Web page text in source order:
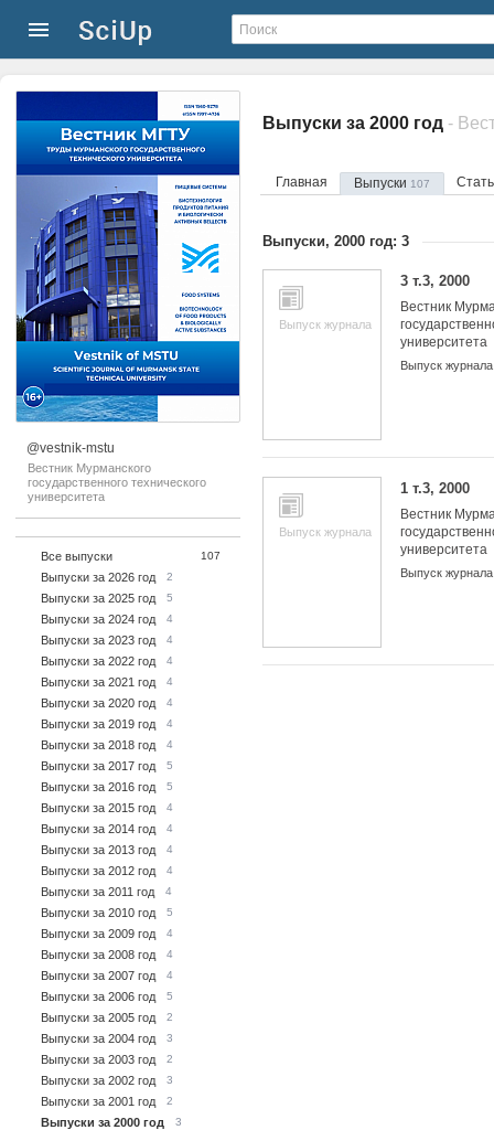
@vestnik-mstu
Вестник Мурманского
государственного технического
университета
Все выпуски 107
Выпуски за 2026 год 2
Выпуски за 2025 год 5
Выпуски за 2024 год 4
Выпуски за 2023 год 4
Выпуски за 2022 год 4
Выпуски за 2021 год 4
Выпуски за 2020 год 4
Выпуски за 2019 год 4
Выпуски за 2018 год 4
Выпуски за 2017 год 5
Выпуски за 2016 год 5
Выпуски за 2015 год 4
Выпуски за 2014 год 4
Выпуски за 2013 год 4
Выпуски за 2012 год 4
Выпуски за 2011 год 4
Выпуски за 2010 год 5
Выпуски за 2009 год 4
Выпуски за 2008 год 4
Выпуски за 2007 год 4
Выпуски за 2006 год 5
Выпуски за 2005 год 2
Выпуски за 2004 год 3
Выпуски за 2003 год 2
Выпуски за 2002 год 3
Выпуски за 2001 год 2
Выпуски за 2000 год 3
Выпуски за 2000 год
Главная Выпуски 107
Выпуски, 2000 год: 3
Выпуск журнала
3 т.3, 2000
Вестник
университета
Выпуск журнала
Выпуск журнала
1 т.3, 2000
Вестник
университета
Выпуск журнала